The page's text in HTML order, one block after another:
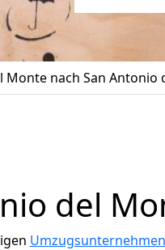
Monte nach San Antonio
del
Umzugsunternehmen